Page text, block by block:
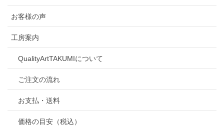
お客様の声
工房案内
QualityArtTAKUMIについて
ご注文の流れ
お支払・送料
価格の目安（税込）